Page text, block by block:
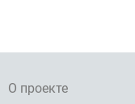
О проекте